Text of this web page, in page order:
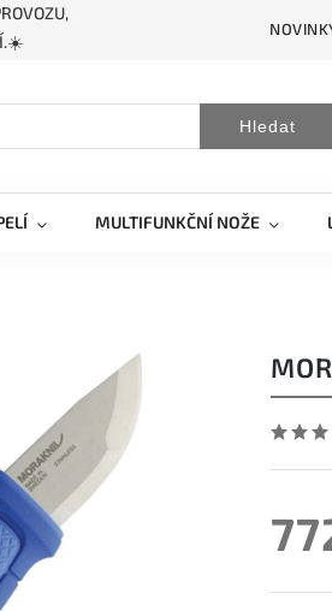
Hledat
MULTIFUNKČNÍ NOŽE